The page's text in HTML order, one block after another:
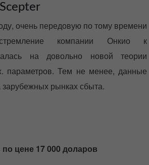
очень передовую по тому времени
компании Онкио к
на довольно новой теории
параметров. Тем не менее, данные
рынках сбыта.
цене 17 000 доларов